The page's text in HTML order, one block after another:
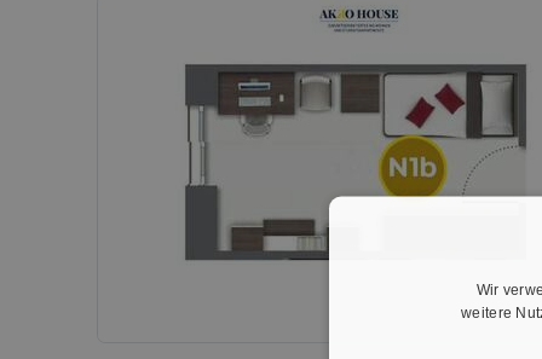
Wir
weitere